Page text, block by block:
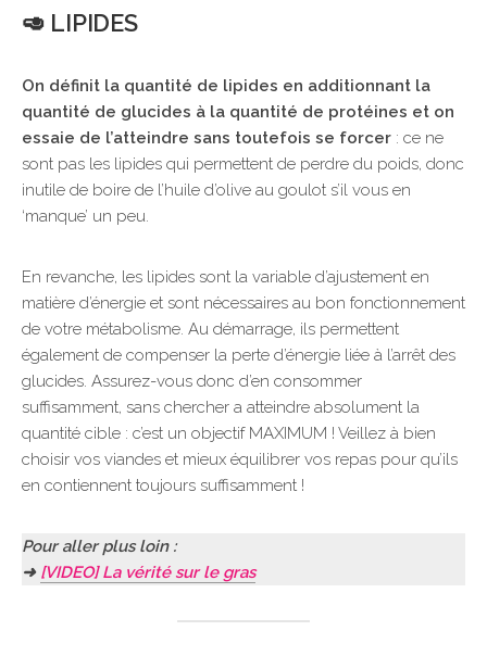
🥑 LIPIDES
On définit la quantité de lipides en additionnant la
quantité de glucides à la quantité de protéines et on
essaie de l’atteindre sans toutefois se forcer : ce ne
sont pas les lipides qui permettent de perdre du poids, donc
inutile de boire de l’huile d’olive au goulot s’il vous en
‘manque’ un peu.
En revanche, les lipides sont la variable d’ajustement en
matière d’énergie et sont nécessaires au bon fonctionnement
de votre métabolisme. Au démarrage, ils permettent
également de compenser la perte d’énergie liée à l’arrêt des
glucides. Assurez-vous donc d’en consommer
suffisamment, sans chercher a atteindre absolument la
quantité cible : c’est un objectif MAXIMUM ! Veillez à bien
choisir vos viandes et mieux équilibrer vos repas pour qu’ils
en contiennent toujours suffisamment !
Pour aller plus loin :
➜ [VIDEO] La vérité sur le gras